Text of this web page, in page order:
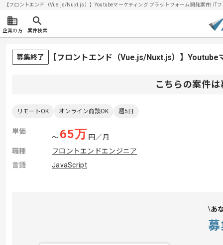
【フロントエンド（Vue.js/Nuxt.js）】Youtubeマーケティング プラットフォーム開発案件|
企業の方 案件検索
募集終了 【フロントエンド（Vue.js/Nuxt.js）】
こちらの案件
リモートOK オンライン商談OK 週5日
単価
〜65万 円／月
職種
フロントエンドエンジニア
言語
JavaScript
あ